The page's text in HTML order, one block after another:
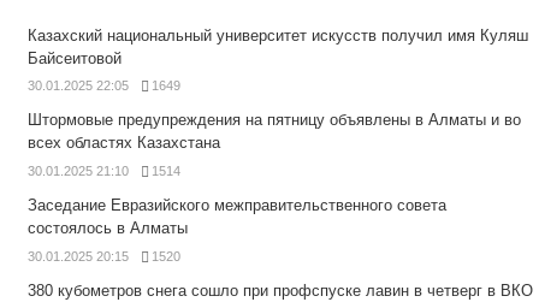
Казахский национальный университет искусств получил имя Куляш
Байсеитовой
30.01.2025 22:05 1649
Штормовые предупреждения на пятницу объявлены в Алматы и во
всех областях Казахстана
30.01.2025 21:10 1514
Заседание Евразийского межправительственного совета
состоялось в Алматы
30.01.2025 20:15 1520
380 кубометров снега сошло при профспуске лавин в четверг в ВКО